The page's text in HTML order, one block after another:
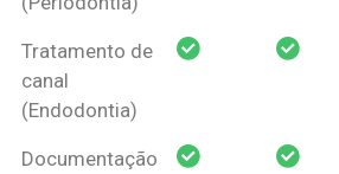
Tratamento de
canal
(Endodontia)
Documentação